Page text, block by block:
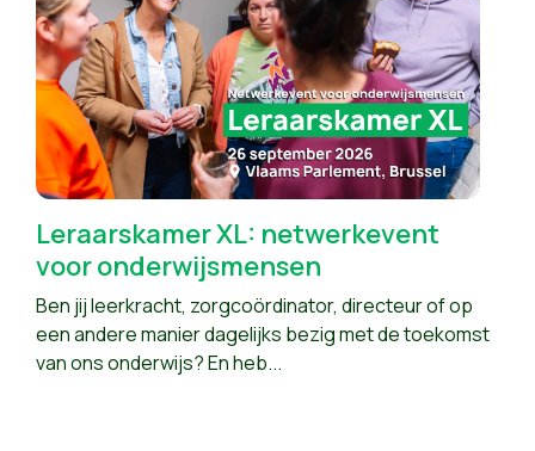
Leraarskamer XL: netwerkevent
voor onderwijsmensen
Ben jij leerkracht, zorgcoördinator, directeur of op
een andere manier dagelijks bezig met de toekomst
van ons onderwijs? En heb...